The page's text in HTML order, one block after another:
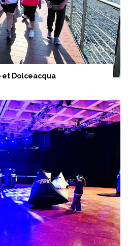
et Dolceacqua